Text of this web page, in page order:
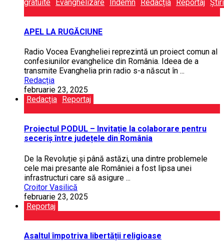
gratuite Evanghelizare Îndemn Redacția Reportaj Știri
APEL LA RUGĂCIUNE
Radio Vocea Evangheliei reprezintă un proiect comun al
confesiunilor evanghelice din România. Ideea de a
transmite Evanghelia prin radio s-a născut în ...
Redacția
februarie 23, 2025
Redacția Reportaj
Proiectul PODUL – Invitație la colaborare pentru
seceriș între județele din România
De la Revoluție și până astăzi, una dintre problemele
cele mai presante ale României a fost lipsa unei
infrastructuri care să asigure ...
Croitor Vasilică
februarie 23, 2025
Reportaj
Asaltul împotriva libertății religioase